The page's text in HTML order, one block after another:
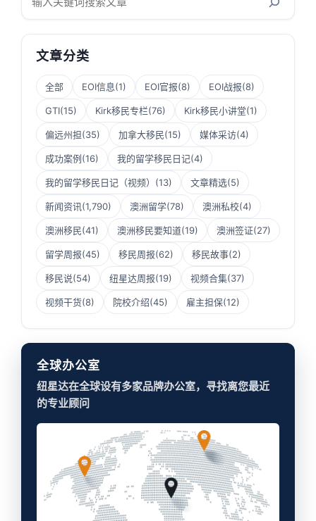
文章分类
全部 EOI信息(1) EOI官报(8) EOI战报(8)
GTI(15) Kirk移民专栏(76) Kirk移民小讲堂(1)
偏远州担(35) 加拿大移民(15) 媒体采访(4)
成功案例(16) 我的留学移民日记(4)
我的留学移民日记（视频） (13) 文章精选(5)
新闻资讯(1,790) 澳洲留学(78) 澳洲私校(4)
澳洲移民(41) 澳洲移民要知道(19) 澳洲签证(27)
留学周报(45) 移民周报(62) 移民故事(2)
移民说(54) 纽星达周报(19) 视频合集(37)
视频干货(8) 院校介绍(45) 雇主担保(12)
全球办公室
纽星达在全球设有多家品牌办公室，寻找离您最近
的专业顾问